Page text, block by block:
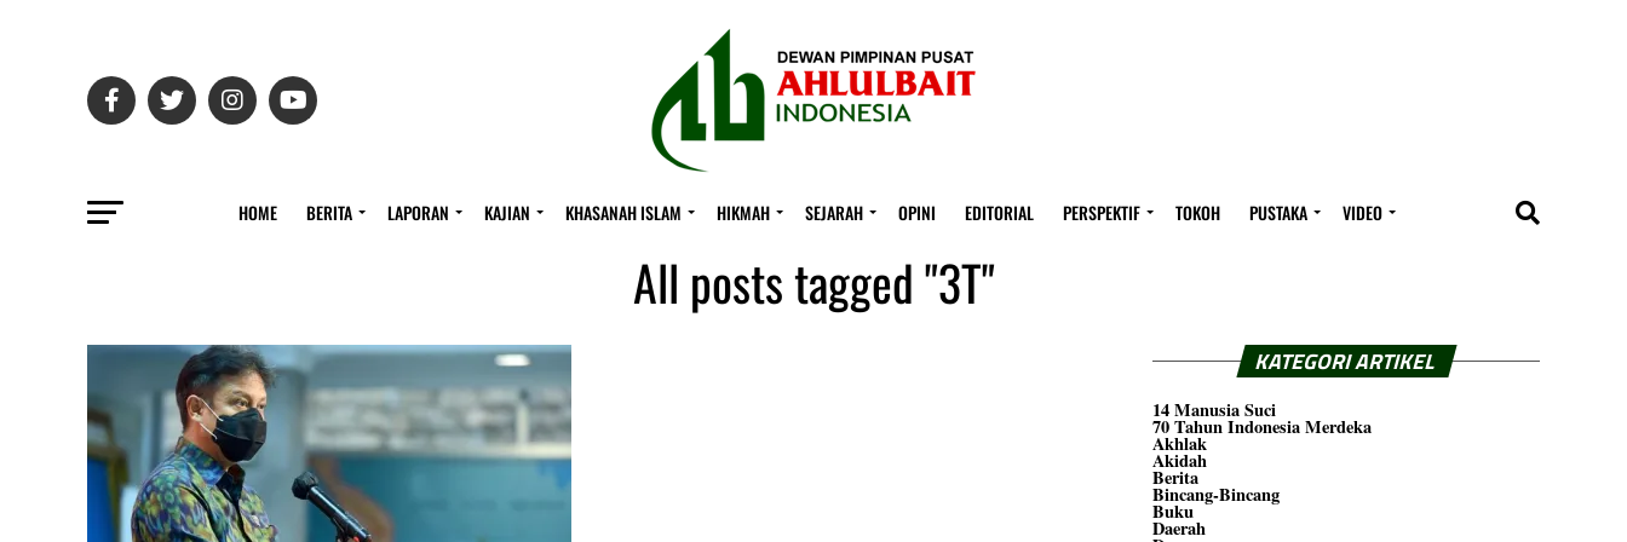
HOME BERITA LAPORAN KAJIAN KHASANAH ISLAM HIKMAH SEJARAH OPINI EDITORIAL PERSPEKTIF TOKOH PUSTAKA VIDEO
All posts tagged "3T"
KATEGORI ARTIKEL
14 Manusia Suci
70 Tahun Indonesia Merdeka
Akhlak
Akidah
Berita
Bincang-Bincang
Buku
Daerah